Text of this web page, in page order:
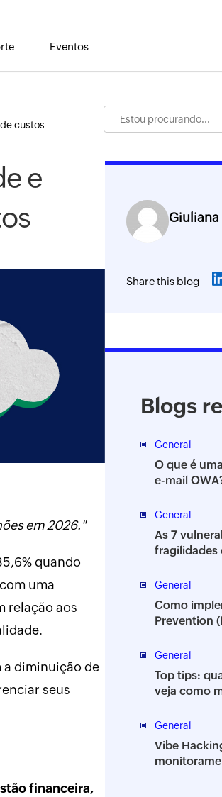
Eventos
custos
e
em 2026."
quando
uma
relação aos
a diminuição de
seus
financeira,
Giuliana
Share this blog
Blogs
General
O que é
e-mail
General
As 7
fragilidades
General
Como
Prevention
General
Top tips:
veja como
General
Vibe